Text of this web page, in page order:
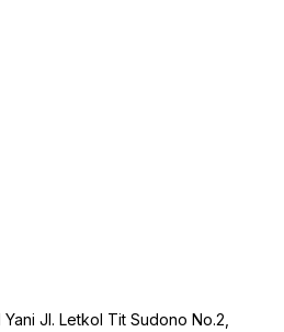
Jl. Letkol Tit Sudono No.2,